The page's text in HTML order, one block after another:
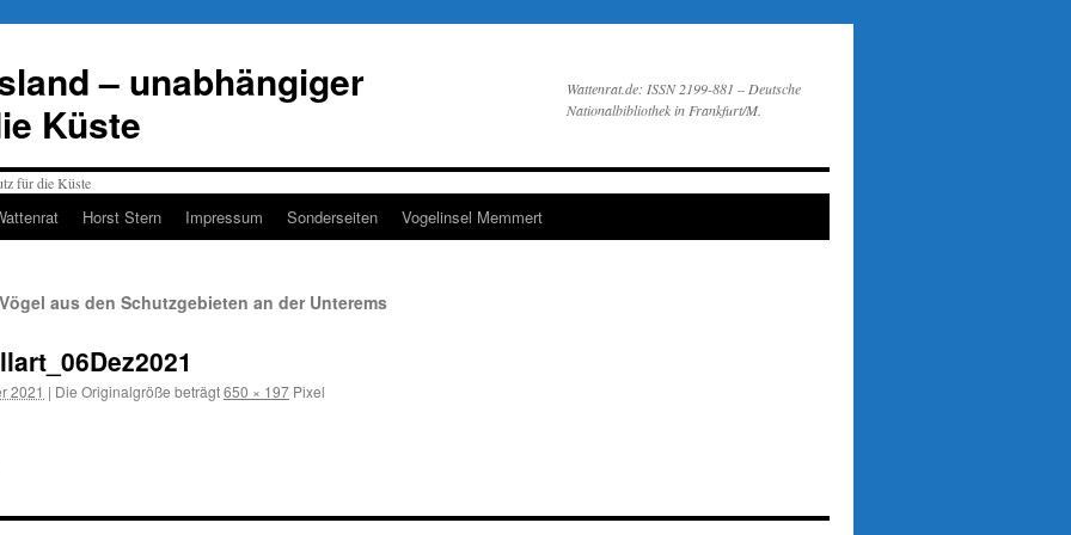
– unabhängiger
Küste
Wattenrat.de: ISSN 2199-881 – Deutsche
Nationalbibliothek in Frankfurt/M.
Horst Stern Impressum Sonderseiten Vogelinsel Memmert
aus den Schutzgebieten an der Unterems
2021 | Die Originalgröße beträgt650 × 197 Pixel